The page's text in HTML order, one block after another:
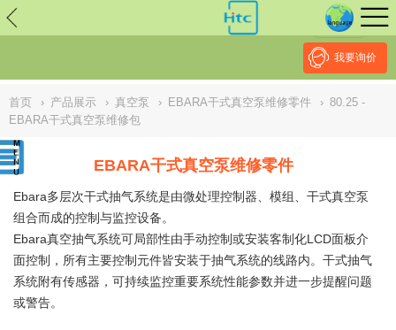
// replaced by scott on 2026/7/20 reason: high risk: Unsafe
Implementation Of Subresource Integrity /**/ // ------------------------------
我要询价
首页 › 产品展示 › 真空泵 › EBARA干式真空泵维修零件 › 80.25 -
EBARA干式真空泵维修包
EBARA干式真空泵维修零件
Ebara多层次干式抽气系统是由微处理控制器、模组、干式真空泵
组合而成的控制与监控设备。
Ebara真空抽气系统可局部性由手动控制或安装客制化LCD面板介
面控制，所有主要控制元件皆安装于抽气系统的线路内。干式抽气
系统附有传感器，可持续监控重要系统性能参数并进一步提醒问题
或警告。